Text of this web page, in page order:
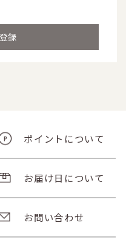
ポイントについて
お届け日について
お問い合わせ